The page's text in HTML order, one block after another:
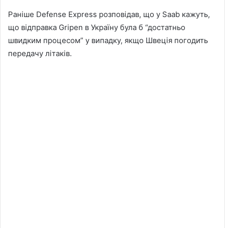
Раніше Defense Express розповідав, що у Saab кажуть,
що відправка Gripen в Україну була б “достатньо
швидким процесом” у випадку, якщо Швеція погодить
передачу літаків.